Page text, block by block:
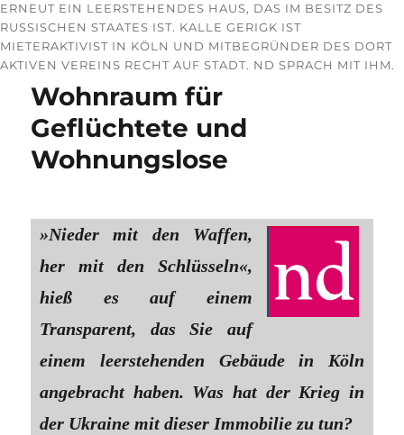
ERNEUT EIN LEERSTEHENDES HAUS, DAS IM BESITZ DES
RUSSISCHEN STAATES IST. KALLE GERIGK IST
MIETERAKTIVIST IN KÖLN UND MITBEGRÜNDER DES DORT
AKTIVEN VEREINS RECHT AUF STADT. ND SPRACH MIT IHM.
Wohnraum für
Geflüchtete und
Wohnungslose
»Nieder mit den Waffen,
her mit den Schlüsseln«,
hieß es auf einem
Transparent, das Sie auf
einem leerstehenden Gebäude in Köln
angebracht haben. Was hat der Krieg in
der Ukraine mit dieser Immobilie zu tun?